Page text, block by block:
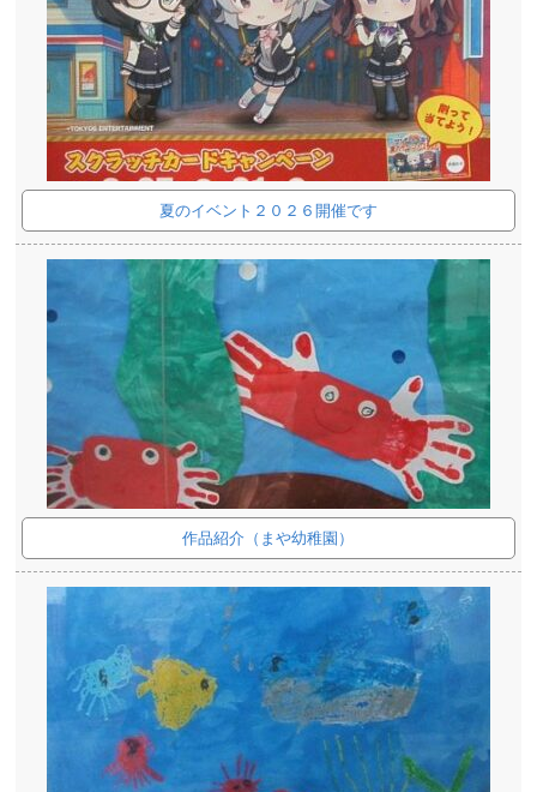
夏のイベント２０２６開催です
作品紹介（まや幼稚園）